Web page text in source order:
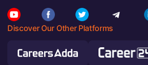
Discover Our Other Platforms